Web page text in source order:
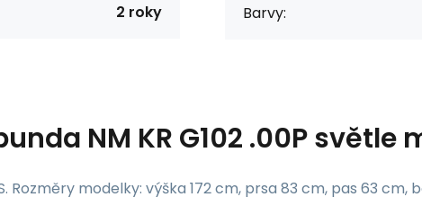
2 roky Barvy:
NM KR G102 .00P světle
Rozměry modelky: výška 172 cm, prsa 83 cm, pas 63 cm,